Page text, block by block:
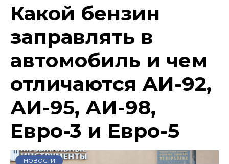
Какой бензин
заправлять в
автомобиль и чем
отличаются АИ-92,
АИ-95, АИ-98,
Евро-3 и Евро-5
НОВОСТИ